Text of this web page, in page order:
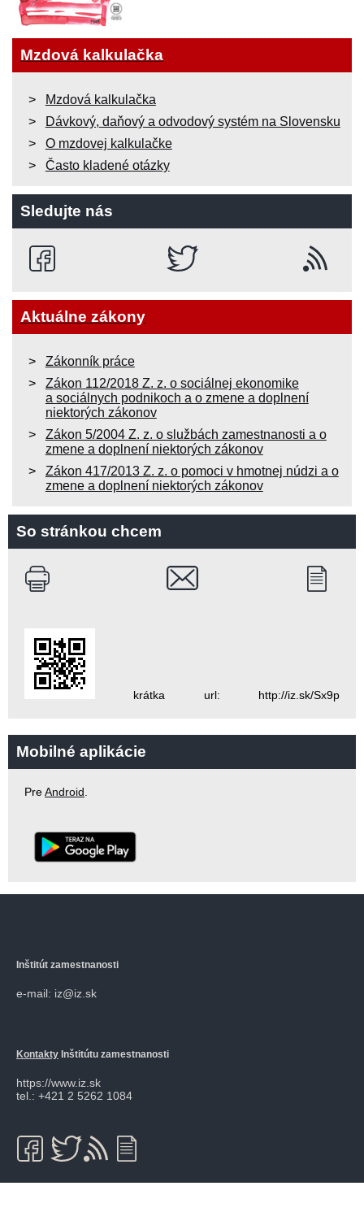
Mzdová kalkulačka
Mzdová kalkulačka
Dávkový, daňový a odvodový systém na Slovensku
O mzdovej kalkulačke
Často kladené otázky
Sledujte nás
Aktuálne zákony
Zákonník práce
Zákon 112/2018 Z. z. o sociálnej ekonomike
a sociálnych podnikoch a o zmene a doplnení
niektorých zákonov
Zákon 5/2004 Z. z. o službách zamestnanosti a o
zmene a doplnení niektorých zákonov
Zákon 417/2013 Z. z. o pomoci v hmotnej núdzi a o
zmene a doplnení niektorých zákonov
So stránkou chcem
krátka url: http://iz.sk/Sx9p
Mobilné aplikácie
PreAndroid.
Inštitút zamestnanosti
e-mail: iz@iz.sk
Kontakty Inštitútu zamestnanosti
https://www.iz.sk
tel.: +421 2 5262 1084